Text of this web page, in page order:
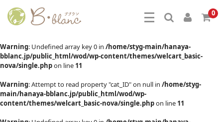
0
Warning: Undefined array key 0 in /home/styg-main/hanaya-
bblanc.jp/public_html/wod/wp-content/themes/welcart_basic-
nova/single.phpon line 11
Warning: Attempt to read property "cat_ID" on null in /home/styg-
main/hanaya-bblanc.jp/public_html/wod/wp-
content/themes/welcart_basic-nova/single.phpon line 11